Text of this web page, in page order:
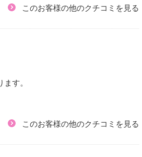
このお客様の他のクチコミを見る
す。
このお客様の他のクチコミを見る